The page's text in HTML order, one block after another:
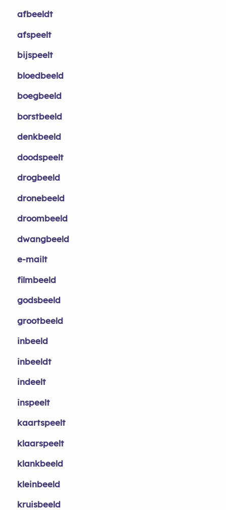
afbeeldt
afspeelt
bijspeelt
bloedbeeld
boegbeeld
borstbeeld
denkbeeld
doodspeelt
drogbeeld
dronebeeld
droombeeld
dwangbeeld
e-mailt
filmbeeld
godsbeeld
grootbeeld
inbeeld
inbeeldt
indeelt
inspeelt
kaartspeelt
klaarspeelt
klankbeeld
kleinbeeld
kruisbeeld